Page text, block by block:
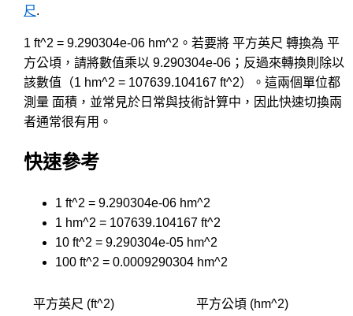
尺.
1 ft^2 = 9.290304e-06 hm^2。若要將 平方英尺 轉換為 平
方公頃，請將數值乘以 9.290304e-06；反過來轉換則除以
該數值（1 hm^2 = 107639.104167 ft^2）。這兩個單位都
測量 面積，並常見於日常與技術計算中，因此快速切換兩
者通常很有用。
快速參考
1 ft^2 = 9.290304e-06 hm^2
1 hm^2 = 107639.104167 ft^2
10 ft^2 = 9.290304e-05 hm^2
100 ft^2 = 0.0009290304 hm^2
平方英尺 (ft^2) 平方公頃 (hm^2)